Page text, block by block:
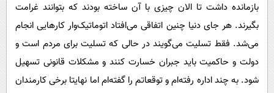
بازمانده داشت تا الان چیزی با آن ساخته بودند که بتوانند غرامت
بگیرند. هر جای دنیا چنین اتفاقی می‌افتاد اتوماتیک‌وار کارهایی انجام
می‌شد. فقط تسلیت می‌گویند در حالی که تسلیت برای مردم است و
دولت و حاکمیت باید جبران خسارت کنند و مشکلات قانونی تسهیل
شود. به چند اداره رفته‌ام و توقعاتم را گفته‌ام اما نهایتا برخی کارمندان